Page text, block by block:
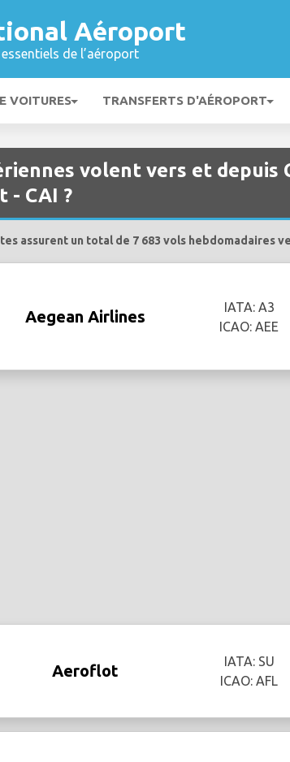
Aéroport
de l’aéroport
VOITURES TRANSFERTS D'AÉROPORT
volent vers et depuis
CAI ?
assurent un total de 7 683 vols hebdomadaires
Aegean Airlines
IATA: A3
ICAO: AEE
Aeroflot
IATA: SU
ICAO: AFL